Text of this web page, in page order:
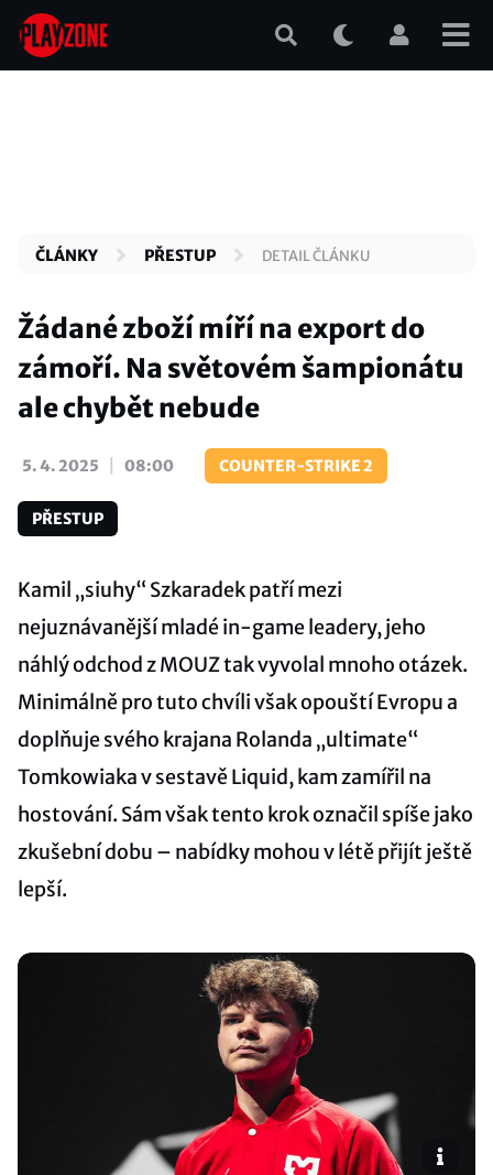
Přejít
hlavnímu
ČLÁNKY PŘESTUP DETAIL ČLÁNKU
Žádané zboží míří na export do
zámoří. Na světovém šampionátu
ale chybět nebude
5. 4. 2025 08:00 COUNTER-STRIKE 2
PŘESTUP
Kamil „siuhy⁠“ Szkaradek patří mezi
nejuznávanější mladé in-game leadery, jeho
náhlý odchod z MOUZ tak vyvolal mnoho otázek.
Minimálně pro tuto chvíli však opouští Evropu a
doplňuje svého krajana Rolanda „ultimate“
Tomkowiaka v sestavě Liquid, kam zamířil na
hostování. Sám však tento krok označil spíše jako
zkušební dobu – nabídky mohou v létě přijít ještě
lepší.